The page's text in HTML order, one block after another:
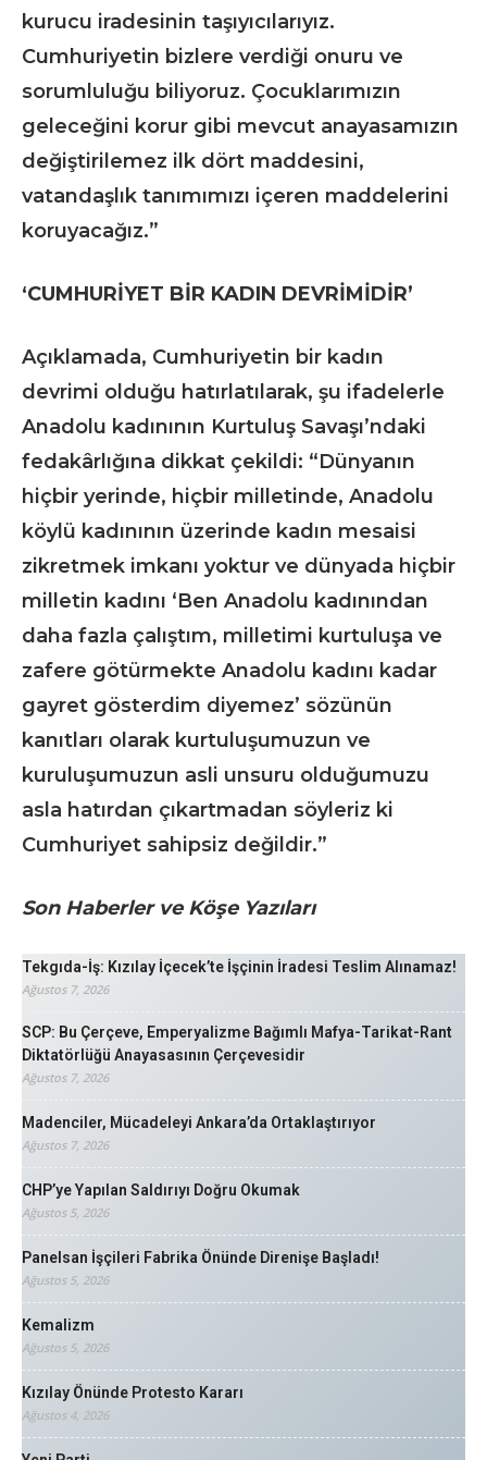
kurucu iradesinin taşıyıcılarıyız.
Cumhuriyetin bizlere verdiği onuru ve
sorumluluğu biliyoruz. Çocuklarımızın
geleceğini korur gibi mevcut anayasamızın
değiştirilemez ilk dört maddesini,
vatandaşlık tanımımızı içeren maddelerini
koruyacağız.”
‘CUMHURİYET BİR KADIN DEVRİMİDİR’
Açıklamada, Cumhuriyetin bir kadın
devrimi olduğu hatırlatılarak, şu ifadelerle
Anadolu kadınının Kurtuluş Savaşı’ndaki
fedakârlığına dikkat çekildi: “Dünyanın
hiçbir yerinde, hiçbir milletinde, Anadolu
köylü kadınının üzerinde kadın mesaisi
zikretmek imkanı yoktur ve dünyada hiçbir
milletin kadını ‘Ben Anadolu kadınından
daha fazla çalıştım, milletimi kurtuluşa ve
zafere götürmekte Anadolu kadını kadar
gayret gösterdim diyemez’ sözünün
kanıtları olarak kurtuluşumuzun ve
kuruluşumuzun asli unsuru olduğumuzu
asla hatırdan çıkartmadan söyleriz ki
Cumhuriyet sahipsiz değildir.”
Son Haberler ve Köşe Yazıları
Tekgıda-İş: Kızılay İçecek’te İşçinin İradesi Teslim Alınamaz!
Ağustos 7, 2026
SCP: Bu Çerçeve, Emperyalizme Bağımlı Mafya-Tarikat-Rant
Diktatörlüğü Anayasasının Çerçevesidir
Ağustos 7, 2026
Madenciler, Mücadeleyi Ankara’da Ortaklaştırıyor
Ağustos 7, 2026
CHP’ye Yapılan Saldırıyı Doğru Okumak
Ağustos 5, 2026
Panelsan İşçileri Fabrika Önünde Direnişe Başladı!
Ağustos 5, 2026
Kemalizm
Ağustos 5, 2026
Kızılay Önünde Protesto Kararı
Ağustos 4, 2026